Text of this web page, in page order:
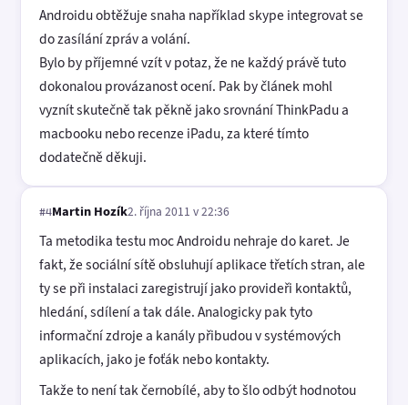
Androidu obtěžuje snaha například skype integrovat se
do zasílání zpráv a volání.
Bylo by příjemné vzít v potaz, že ne každý právě tuto
dokonalou provázanost ocení. Pak by článek mohl
vyznít skutečně tak pěkně jako srovnání ThinkPadu a
macbooku nebo recenze iPadu, za které tímto
dodatečně děkuji.
#4Martin Hozík2. října 2011 v 22:36
Ta metodika testu moc Androidu nehraje do karet. Je
fakt, že sociální sítě obsluhují aplikace třetích stran, ale
ty se při instalaci zaregistrují jako provideři kontaktů,
hledání, sdílení a tak dále. Analogicky pak tyto
informační zdroje a kanály přibudou v systémových
aplikacích, jako je foťák nebo kontakty.
Takže to není tak černobílé, aby to šlo odbýt hodnotou